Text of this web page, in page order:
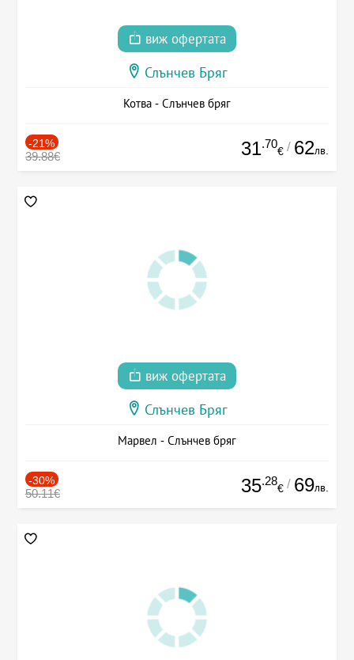
виж офертата
Слънчев Бряг
Котва - Слънчев бряг
-21%
39.88€ 31.70
€ / 62лв.
виж офертата
Слънчев Бряг
Марвел - Слънчев бряг
-30%
50.11€ 35.28
€ / 69лв.